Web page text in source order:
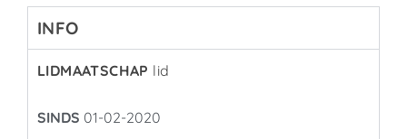
INFO
LIDMAATSCHAP lid
SINDS 01-02-2020